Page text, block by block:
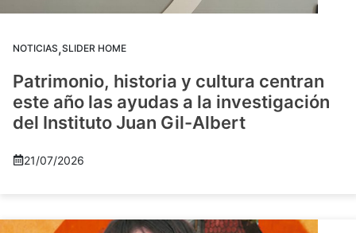
NOTICIAS,SLIDER HOME
Patrimonio, historia y cultura centran
este año las ayudas a la investigación
del Instituto Juan Gil-Albert
21/07/2026